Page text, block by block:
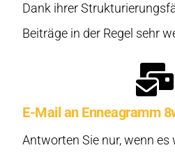
Dank ihrer
Beiträge in der Regel sehr
E-Mail an Enneagramm
Antworten Sie nur, wenn